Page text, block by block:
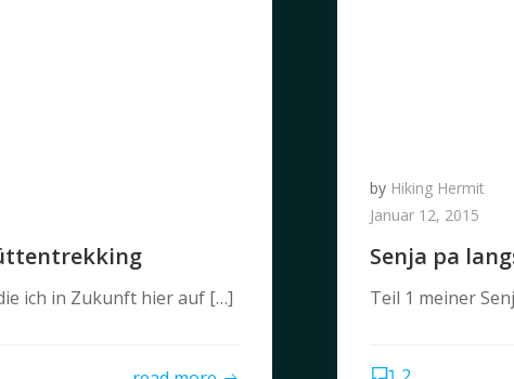
ich in Zukunft hier auf […]
by Hiking Hermit
Januar 12, 2015
Senja pa
Teil 1 meiner